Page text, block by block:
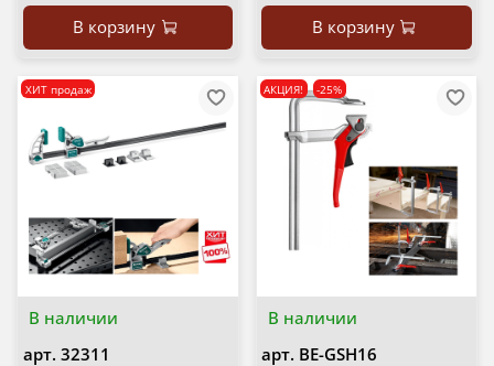
В корзину В корзину
В наличии
ХИТ продаж
арт. 32311
В наличии
АКЦИЯ! -25%
арт. BE-GSH16